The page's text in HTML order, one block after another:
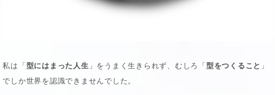
私は「型にはまった人生 」をうまく生きられず、むしろ「型をつくること 」
でしか世界を認識できませんでした。